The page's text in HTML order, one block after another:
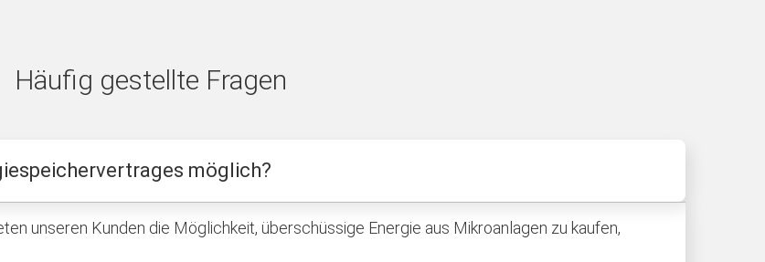
Häufig gestellte Fragen
möglich?
unseren Kunden die Möglichkeit, überschüssige Energie aus Mikroanlagen zu kaufen,